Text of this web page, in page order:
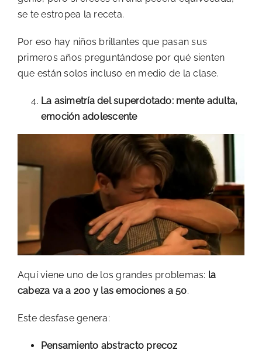
se te estropea la receta.
Por eso hay niños brillantes que pasan sus
primeros años preguntándose por qué sienten
que están solos incluso en medio de la clase.
La asimetría del superdotado: mente adulta,
emoción adolescente
Aquí viene uno de los grandes problemas: la
cabeza va a 200 y las emociones a 50.
Este desfase genera:
Pensamiento abstracto precoz